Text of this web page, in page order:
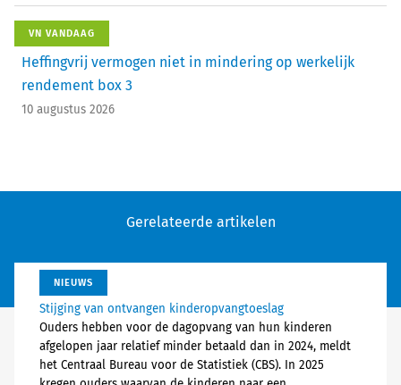
VN VANDAAG
Heffingvrij vermogen niet in mindering op werkelijk
rendement box 3
10 augustus 2026
Gerelateerde artikelen
NIEUWS
Stijging van ontvangen kinderopvangtoeslag
Ouders hebben voor de dagopvang van hun kinderen
afgelopen jaar relatief minder betaald dan in 2024, meldt
het Centraal Bureau voor de Statistiek (CBS). In 2025